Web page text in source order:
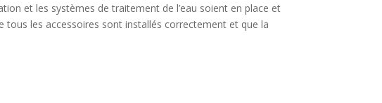
et les systèmes de traitement de l’eau soient en place et
les accessoires sont installés correctement et que la